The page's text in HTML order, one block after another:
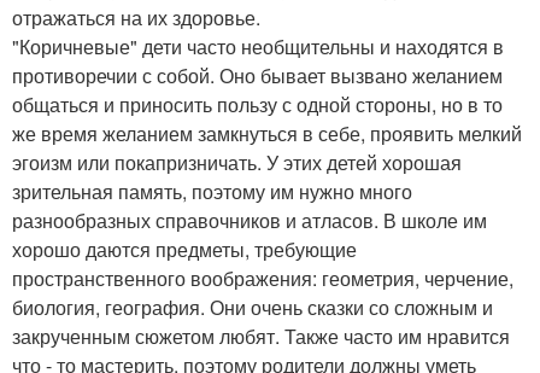
отражаться на их здоровье.
"Коричневые" дети часто необщительны и находятся в
противоречии с собой. Оно бывает вызвано желанием
общаться и приносить пользу с одной стороны, но в то
же время желанием замкнуться в себе, проявить мелкий
эгоизм или покапризничать. У этих детей хорошая
зрительная память, поэтому им нужно много
разнообразных справочников и атласов. В школе им
хорошо даются предметы, требующие
пространственного воображения: геометрия, черчение,
биология, география. Они очень сказки со сложным и
закрученным сюжетом любят. Также часто им нравится
что - то мастерить, поэтому родители должны уметь